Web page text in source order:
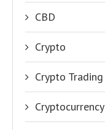
CBD
Crypto
Crypto Trading
Cryptocurrency